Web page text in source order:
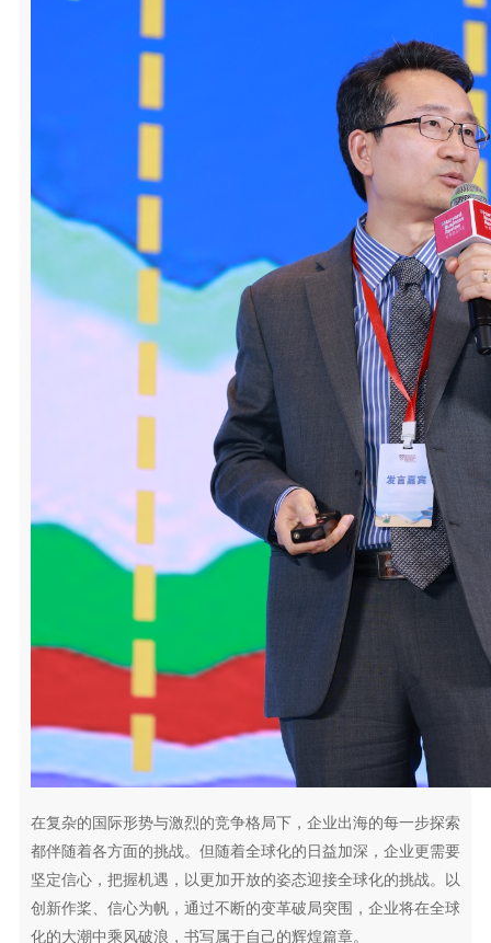
在复杂的国际形势与激烈的竞争格局下，企业出海的每一步探索
都伴随着各方面的挑战。但随着全球化的日益加深，企业更需要
坚定信心，把握机遇，以更加开放的姿态迎接全球化的挑战。以
创新作桨、信心为帆，通过不断的变革破局突围，企业将在全球
化的大潮中乘风破浪，书写属于自己的辉煌篇章。